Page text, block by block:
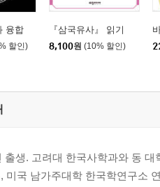
융합
할인)
『삼국유사』 읽기
8,100원 (10% 할인)
출생. 고려대 한국사학과와 동
미국 남가주대학 한국학연구소